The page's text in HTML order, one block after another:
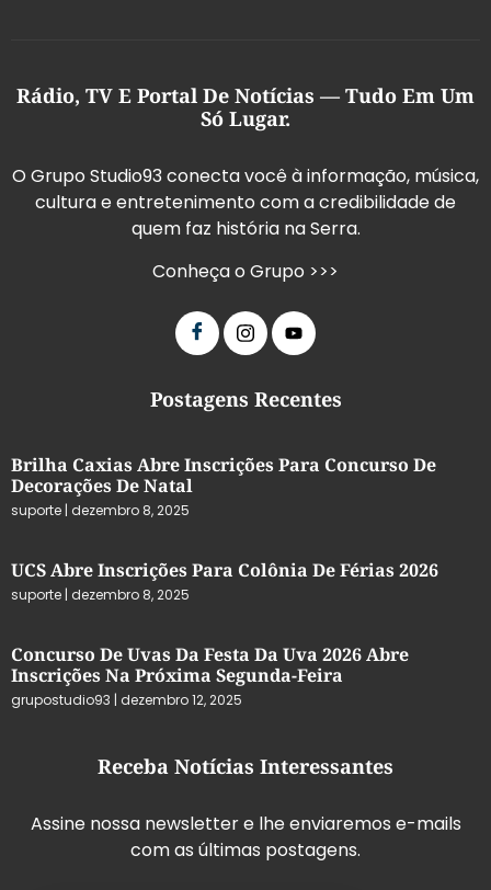
Rádio, TV E Portal De Notícias — Tudo Em Um
Só Lugar.
O Grupo Studio93 conecta você à informação, música,
cultura e entretenimento com a credibilidade de
quem faz história na Serra.
Conheça o Grupo >>>
Postagens Recentes
Brilha Caxias Abre Inscrições Para Concurso De
Decorações De Natal
suporte dezembro 8, 2025
UCS Abre Inscrições Para Colônia De Férias 2026
suporte dezembro 8, 2025
Concurso De Uvas Da Festa Da Uva 2026 Abre
Inscrições Na Próxima Segunda-Feira
grupostudio93 dezembro 12, 2025
Receba Notícias Interessantes
Assine nossa newsletter e lhe enviaremos e-mails
com as últimas postagens.